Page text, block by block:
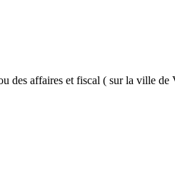
des affaires et fiscal ( sur la ville de